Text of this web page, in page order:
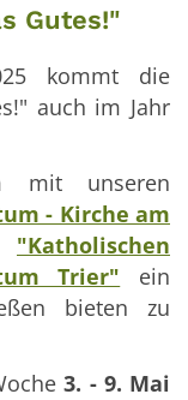
Gutes!"
kommt die
auch im Jahr
mit unseren
- Kirche am
"Katholischen
Trier" ein
bieten zu
3. - 9. Mai